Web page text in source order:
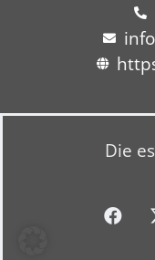
Die
F
a